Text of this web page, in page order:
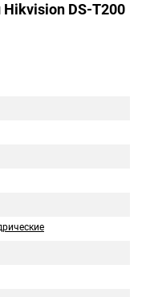
Hikvision DS-T200